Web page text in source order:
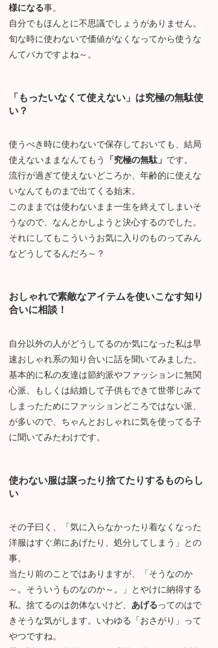
様になる事。
自分でもほんとに不思議でしょうがありません。
旬な時に使わないで価値がなくなってから使うな
んてバカですよね～。
「もったいなくて使えない」は究極の無駄使
い？
使うべき時に使わないで保存しておいても、結局
使えないままなんてもう
「究極の無駄」 です。
流行が過ぎて使えないどころか、年齢的に使えな
いなんてものまで出てくる始末。
このままでは使わないまま一生を終えてしまいそ
うなので、なんとかしようと決心するのでした。
それにしてもこういうお気に入りのものってみん
などうしてるんだろ～？
おしゃれで素敵なアイテムを使いこなす知り
合いに相談！
自分以外の人がどうしてるのか気になった私は早
速おしゃれ系の知り合いに話を聞いてみました。
基本的に私の友達は節約派やファッションに無関
心派、もしくは結婚して子供もできて世帯じみて
しまったためにファッションどころではない派、
が多いので、ちゃんとおしゃれに気を使ってる子
に聞いてみたわけです。
使わない服は譲ったり捨てたりするものらし
い
その子曰く、「気に入らなかったり着なくなった
洋服はすぐ弟にあげたり、処分してしまう」との
事。
当たり前のことではありますが、「そうなのか
～。そういうものなのか～。」とやけに納得する
私。捨てるのは勿体ないけど、 あげるってのはで
きそうな気がします。いわゆる「おさがり」って
やつですね。